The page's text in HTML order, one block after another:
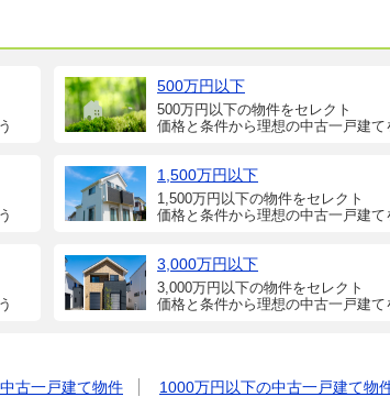
500万円以下
500万円以下の物件をセレクト
価格と条件から理想の中古一戸建て
1,500万円以下
1,500万円以下の物件をセレクト
価格と条件から理想の中古一戸建て
3,000万円以下
3,000万円以下の物件をセレクト
価格と条件から理想の中古一戸建て
古一戸建て物件
1000万円以下の中古一戸建て物